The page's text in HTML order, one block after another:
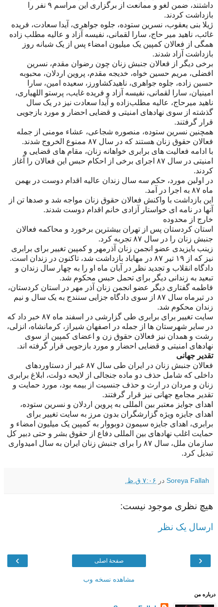
داشتند، ضمن لغو و ممانعت از برگزاری این مراسم ۹ نفر را
بازداشت کردند.
ژیلا بنی یعقوب، نسرین ستوده، جلوه جواهری، آیدا سعادت، فریده
غائب، ناهید میر حاج، سارا لقمانی، نفیسه آزاد و عالیه مطلب زاده
همگی از فعالان کمپین یک میلیون امضاء پس از یک شبانه روز
بازداشت آزاد شدند.
برخی دیگر از فعالان جنبش زنان چون رضوان مقدم، نسرین
افضلی، مریم حسین خواه، خدیجه مقدم، پروین اردلان، محبوبه
حسین زاده، جلوه جواهری، ناهیدکشاورز، سعیده امین، سارا
امینیان، سارا لقمانی، نفیسه آزاد و فریده غایب، پرستو اللهیاری،
ناهید میرحاج، عالیه مطلب‌زاده و آیدا سعادت نیز در یک سال
گذشته از سوی نهادهای امنیتی و قضایی احضار و مورد بازجویی
قرار گرفتند.
همچنین نسرین ستوده، منصوره شجاعی، عشاء مومنی از جمله
فعالان حقوق زنان هستند که در سال ۸۷ ممنوع الخروج شدند.
با ادامه فعالیت های برابری خواهانه زنان، مقام های قضایی و
امنیتی در سال ۸۷ اجرای برخی از احکام حبس این فعالان را آغاز
کردند.
در اولین مورد، حکم سه سال زندان عالیه اقدام دوست در بهمن
ماه ۸۷ به اجرا در آمد.
این بازداشت با واکنش فعالان حقوق زنان مواجه شد و صدها تن از
آنها در نامه ای خواستار آزادی خانم اقدام دوست شدند.
خارج از محدوده
استان کردستان پس از تهران بیشترین برخورد و محاکمه فعالان
جنبش زنان را در سال ۸۷ تجربه کرد.
زینب بایزیدی عضو انجمن زنان آذرمهر و کمپین تغییر برای برابری
نیز که از ۱۹ تیر ۸۷ در مهاباد بازداشت شد، تاکنون در زندان است.
دادگاه انقلاب و تجدید نظر در آبان ماه او را به چهار سال زندان و
تبعید به زندانی دیگر برای تحمل حبس محکوم شد.
فاطمه گفتاری دیگر عضو انجمن زنان آذر مهر در استان کردستان،
در تیرماه سال ۸۷ از سوی دادگاه جزایی سنندج به یک سال و نیم
زندان محکوم شد.
سایت تغییر برای برابری طی گزارشی در اسفند ماه ۸۷ خبر داد که
در سایر شهرستان ها از جمله در اصفهان شیراز، کرمانشاه، انزلی،
رشت و همدان نیز فعالان حقوق زن و اعضای کمپین از سوی
نهادهای امنیتی و قضایی احضار و مورد بازجویی قرار گرفته اند.
تقدیر جهانی
فعالان جنبش زنان در ایران طی سال ۸۷ غیر از دستاوردهای
داخلی که شامل حذف دو ماده جنجالی از لایحه دولت، ابلاغ برابری
زنان و مردان در ارث و حذف جنسیت از بیمه بود، مورد حمایت و
تقدیر مجامع جهانی نیز قرار گرفتند.
اهدای جوایز معتبر بین المللی به پروین اردلان و نسرین ستوده،
اهدای جایزه ویژه گزارشگران بدون مرز به سایت تغییر برای
برابری، اهدای جایزه سیمون دوبووار به کمپین یک میلیون امضاء و
حمایت اغلب نهادهای بین المللی دفاع از حقوق بشر و حتی دبیر کل
سازمان ملل، سال ۸۷ را برای جنبش زنان ایران به سال امیدواری
تبدیل کرد.
Soreya Fallah در ۷:۰۶ ق.ظ.
هیچ نظری موجود نیست:
ارسال یک نظر
‹
› صفحهٔ اصلی
مشاهده نسخه وب
درباره من